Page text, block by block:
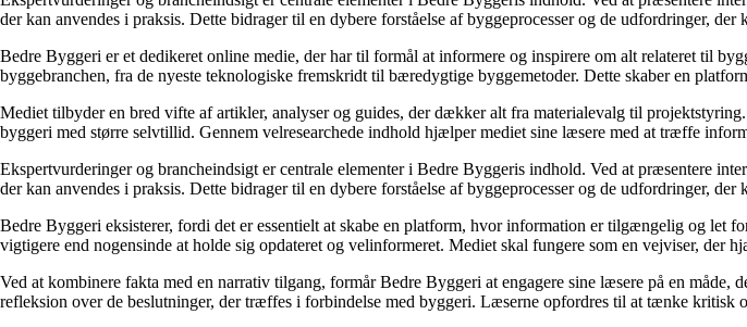
der kan anvendes i praksis. Dette bidrager til en dybere forståelse af byggeprocesser og de udfordringer, der
Bedre Byggeri er et dedikeret online medie, der har til formål at informere og inspirere om alt relateret til
byggebranchen, fra de nyeste teknologiske fremskridt til bæredygtige byggemetoder. Dette skaber en
Mediet tilbyder en bred vifte af artikler, analyser og guides, der dækker alt fra materialevalg til
byggeri med større selvtillid. Gennem velresearchede indhold hjælper mediet sine læsere med at træffe
Ekspertvurderinger og brancheindsigt er centrale elementer i Bedre Byggeris indhold. Ved at præsentere
der kan anvendes i praksis. Dette bidrager til en dybere forståelse af byggeprocesser og de udfordringer, der
Bedre Byggeri eksisterer, fordi det er essentielt at skabe en platform, hvor information er tilgængelig og let
vigtigere end nogensinde at holde sig opdateret og velinformeret. Mediet skal fungere som en vejviser, der
Ved at kombinere fakta med en narrativ tilgang, formår Bedre Byggeri at engagere sine læsere på en
refleksion over de beslutninger, der træffes i forbindelse med byggeri. Læserne opfordres til at tænke